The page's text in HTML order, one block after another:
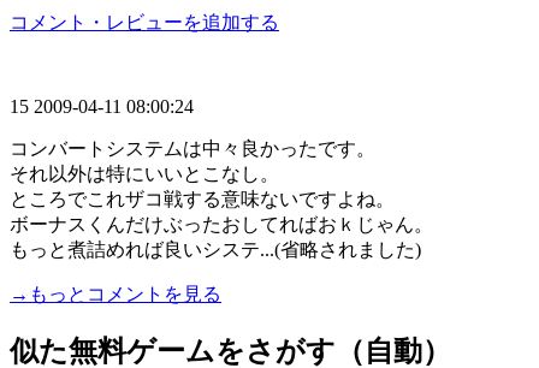
コメント・レビューを追加する
15 2009-04-11 08:00:24
コンバートシステムは中々良かったです。
それ以外は特にいいとこなし。
ところでこれザコ戦する意味ないですよね。
ボーナスくんだけぶったおしてればおｋじゃん。
もっと煮詰めれば良いシステ...(省略されました)
→もっとコメントを見る
似た無料ゲームをさがす（自動）